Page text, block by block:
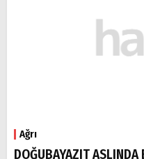
Ağrı
DOĞUBAYAZIT